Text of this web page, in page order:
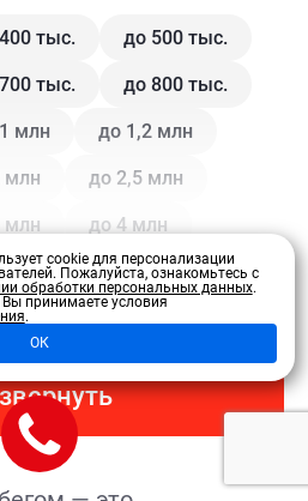
тыс. до 500 тыс.
тыс. до 800 тыс.
млн до 1,2 млн
млн до 2,5 млн
млн до 4 млн
Внедорожник 5 дв.
дв. Хэтчбек 5 дв.
Кроссовер
cookie для персонализации
Пожалуйста, ознакомьтесь с
обработки персональных данных.
принимаете условия
.
ОК